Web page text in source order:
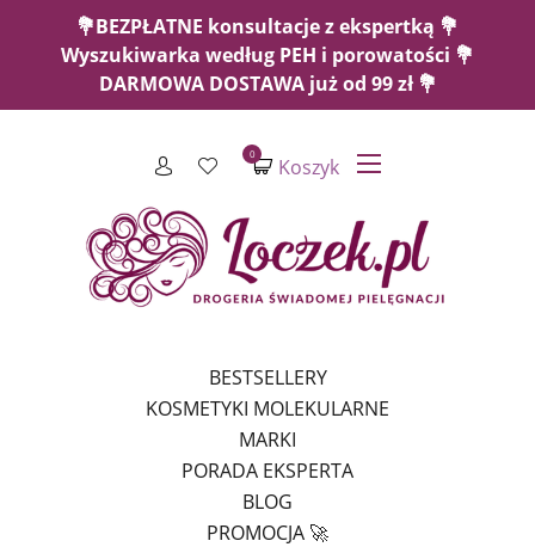
💐BEZPŁATNE konsultacje z ekspertką 💐
Wyszukiwarka według PEH i porowatości 💐
DARMOWA DOSTAWA już od 99 zł 💐
Koszyk
0
BESTSELLERY
KOSMETYKI MOLEKULARNE
MARKI
PORADA EKSPERTA
BLOG
PROMOCJA 🚀